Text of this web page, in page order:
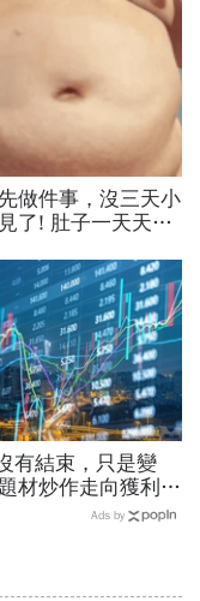
做件事，沒三天小
了! 肚子一天天變
有結束，只是變
材炒作走向獲利驗
禦型配置成關鍵
Ads by